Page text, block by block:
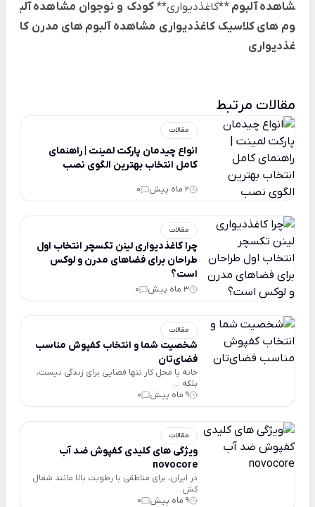
شاهده آلبوم **کاغذدیواری** کودک و نوجوان مشاهده آلب
وم های کلاسیک کاغذدیواری مشاهده آلبوم های مدرن کا
غذدیواری
مقالات مرتبط
مقالات
انواع چیدمان پارکت لمینت | راهنمای
کامل انتخاب بهترین الگوی نصب
2 ماه پیش 0
مقالات
چرا کاغذدیواری لینن تکسچر انتخاب اول
طراحان برای فضاهای مدرن و لوکس
است؟
3 ماه پیش 0
مقالات
شخصیت شما و انتخاب کفپوش مناسب
فضای‌تان
خانه یا محل کار تنها فضایی برای زندگی نیست،
بلکه ...
9 ماه پیش
0
مقالات
ویژگی های کلیدی کفپوش ضد آب
novocore
در ایران، برای مناطقی با رطوبت بالا مانند شمال
کش...
9 ماه پیش
0